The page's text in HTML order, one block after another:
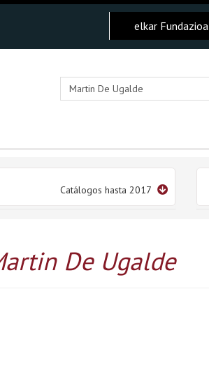
elkar Fundazioa
Catálogos hasta 2017
De Ugalde